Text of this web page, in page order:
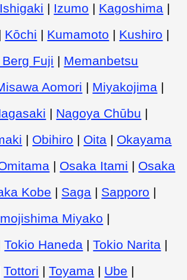
Ishigaki | Izumo | Kagoshima |
Kōchi | Kumamoto | Kushiro |
Fuji | Memanbetsu
Aomori | Miyakojima |
| Nagoya Chūbu |
| Obihiro | Oita | Okayama
| Osaka Itami | Osaka
Kobe | Saga | Sapporo |
Miyako |
Tokio Haneda |Tokio Narita |
Tottori |Toyama | Ube |